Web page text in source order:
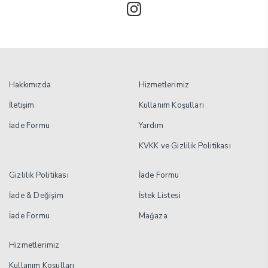
Hakkımızda
İletişim
İade Formu
Hizmetlerimiz
Kullanım Koşulları
Yardım
KVKK ve Gizlilik Politikası
Gizlilik Politikası
İade & Değişim
İade Formu
İade Formu
İstek Listesi
Mağaza
Hizmetlerimiz
Kullanım Koşulları